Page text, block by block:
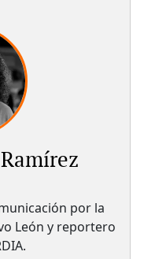
por la
León y reportero